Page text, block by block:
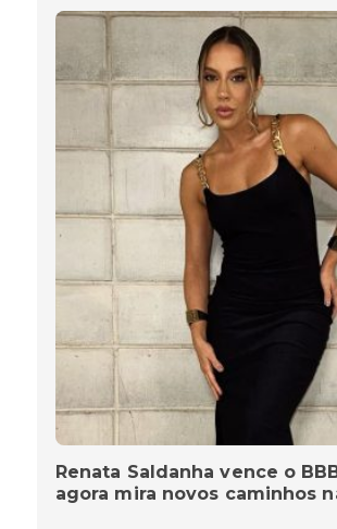
Renata Saldanha vence o
agora mira novos caminhos